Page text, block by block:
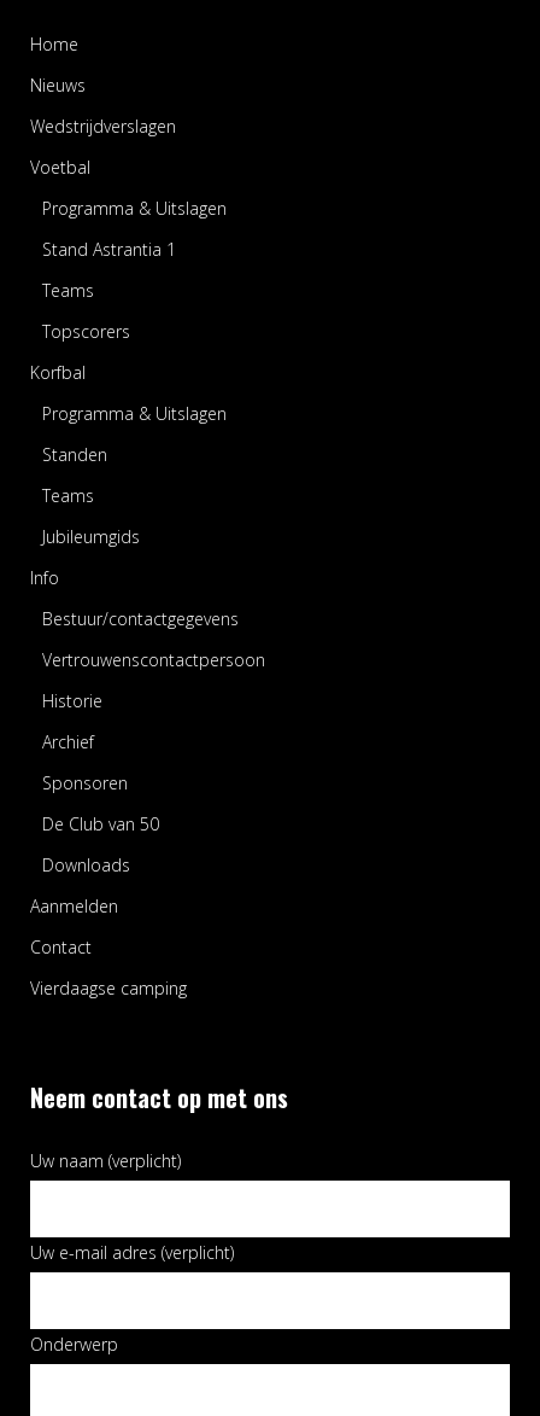
Home
Nieuws
Wedstrijdverslagen
Voetbal
Programma & Uitslagen
Stand Astrantia 1
Teams
Topscorers
Korfbal
Programma & Uitslagen
Standen
Teams
Jubileumgids
Info
Bestuur/contactgegevens
Vertrouwenscontactpersoon
Historie
Archief
Sponsoren
De Club van 50
Downloads
Aanmelden
Contact
Vierdaagse camping
Neem contact op met ons
Uw naam (verplicht)
Uw e-mail adres (verplicht)
Onderwerp